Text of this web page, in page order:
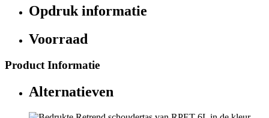
Opdruk informatie
Voorraad
Product Informatie
Alternatieven